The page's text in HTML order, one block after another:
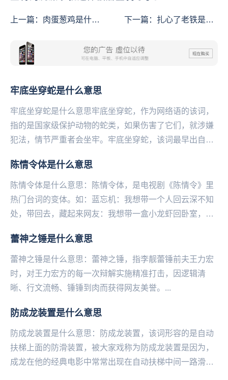
上一篇： 肉蛋葱鸡是什么
下一篇： 扎心了老铁是什
牢底坐穿蛇是什么意思
牢底坐穿蛇是什么意思牢底坐穿蛇，作为网络语的该词，
指的是国家级保护动物的蛇类，如果伤害了它们，就涉嫌
犯法，情节严重者会坐牢。牢底坐穿蛇，该词最早出自于
比...
陈情令体是什么意思
陈情令体是什么意思：陈情令体，是电视剧《陈情令》里
热门台词的变体。如：蓝忘机：我想带一个人回云深不知
处，带回去，藏起来网友：我想带一盒小龙虾回卧室，带
是...
蕾神之锤是什么意思
蕾神之锤是什么意思：蕾神之锤，指李靓蕾锤前夫王力宏
时，对王力宏方的每一次辩解实施精准打击，因逻辑清‌‌‌‌‌‌‌‌‌
晰、行文流畅、锤锤到肉而获得网友美誉。...
防成龙装置是什么意思
防成龙装置是什么意思：防成龙装置，该词形容的是自动
扶梯上面的防滑装置，被大家戏称为防成龙装置是因为，
成龙在他的经典电影中常常出现在自动扶梯中间一路滑行